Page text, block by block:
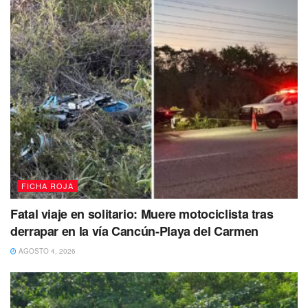
Capturan al ‘mayonesa’: Se le hizo fácil robar
con navaja en mano en abarrotes de Villas
Agentes de la Policía Municipal de Solidaridad
FICHA ROJA
Fatal viaje en solitario: Muere motociclista tras
derrapar en la vía Cancún-Playa del Carmen
AGOSTO 4, 2026